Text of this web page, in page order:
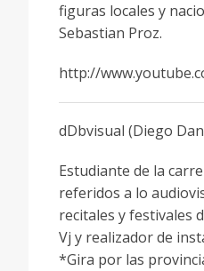
figuras locales y
Sebastian Proz.
http://
dDbvisual (Diego
Estudiante de la
referidos a lo
recitales y festivales
Vj y realizador de
*Gira por las